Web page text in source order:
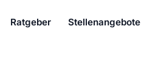
Ratgeber Stellenangebote